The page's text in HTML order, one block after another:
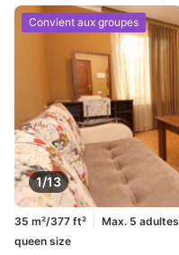
1/13
Convient aux groupes
35 m²/377 ft² Max. 5 adultes
queen size